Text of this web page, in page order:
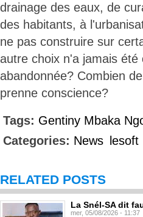
drainage des eaux, de
des habitants, à
ne pas construire sur
autre choix n'a jamais
abandonnée? Combien
prenne conscience?
Tags: Gentiny Mbaka
Categories: News lesoft
RELATED POSTS
La Snél-SA dit
mer, 05/08/2026 - 11:37